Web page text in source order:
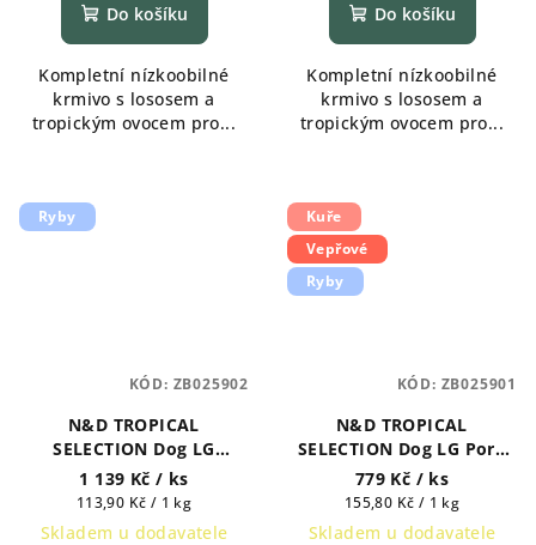
Do košíku
Kompletní nízkoobilné
krmivo s lososem a
tropickým ovocem pro...
Do košíku
Kompletní nízkoobilné
krmivo s lososem a
tropickým ovocem pro...
Ryby
N&D TROPICAL
SELECTION Dog LG
Salmon Adult Medium &
Maxi 10 kg
1 139 Kč / ks
Měrná
cena:
113,90 Kč / 1 kg
Skladem u dodavatele
KÓD: ZB025902
Kuře
Vepřové
Ryby
N&D TROPICAL
SELECTION Dog LG Pork
Adult Mini 5 kg
779 Kč / ks
Měrná
cena:
155,80 Kč / 1 kg
Skladem u dodavatele
KÓD: ZB025901